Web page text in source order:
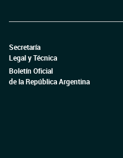
Secretaría
Legal y Técnica
Boletín Oficial
de la República Argentina